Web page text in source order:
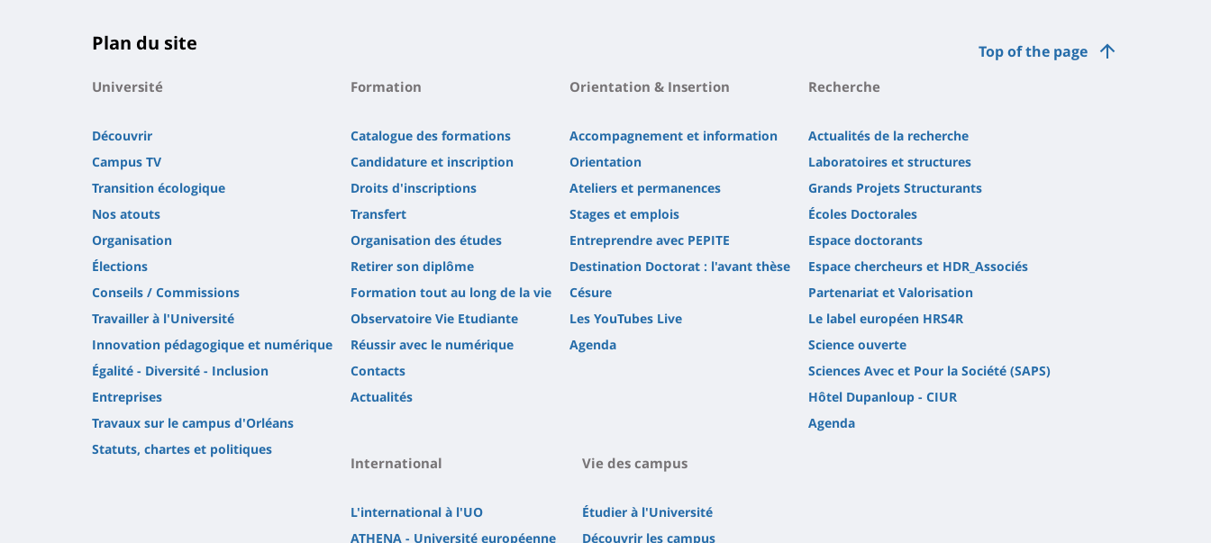
Top of the page
Plan du site
Université
Découvrir
Campus TV
Transition écologique
Nos atouts
Organisation
Élections
Conseils / Commissions
Travailler à l'Université
Innovation pédagogique et numérique
Égalité - Diversité - Inclusion
Entreprises
Travaux sur le campus d'Orléans
Statuts, chartes et politiques
Formation
Catalogue des formations
Candidature et inscription
Droits d'inscriptions
Transfert
Organisation des études
Retirer son diplôme
Formation tout au long de la vie
Observatoire Vie Etudiante
Réussir avec le numérique
Contacts
Actualités
Orientation & Insertion
Accompagnement et information
Orientation
Ateliers et permanences
Stages et emplois
Entreprendre avec PEPITE
Destination Doctorat : l'avant thèse
Césure
Les YouTubes Live
Agenda
Recherche
Actualités de la recherche
Laboratoires et structures
Grands Projets Structurants
Écoles Doctorales
Espace doctorants
Espace chercheurs et HDR_Associés
Partenariat et Valorisation
Le label européen HRS4R
Science ouverte
Sciences Avec et Pour la Société (SAPS)
Hôtel Dupanloup - CIUR
Agenda
International
L'international à l'UO
ATHENA - Université européenne
Vie des campus
Étudier à l'Université
Découvrir les campus